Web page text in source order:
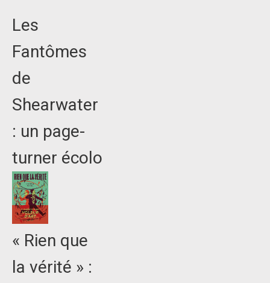
Les
Fantômes
de
Shearwater
: un page-
turner écolo
« Rien que
la vérité » :